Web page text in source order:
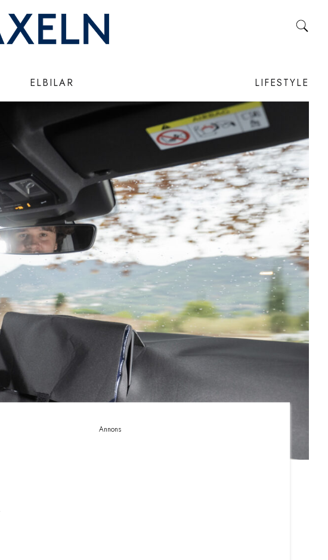
ELBILAR LIFESTYLE
Annons